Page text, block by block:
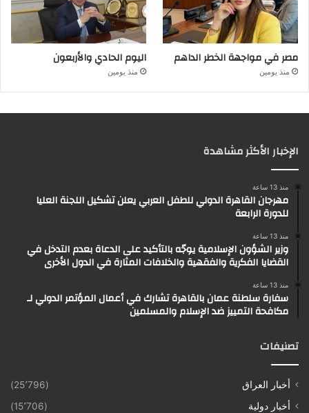
مصر في مواجهة الخطر الداهم
منذ يومين
اليوم الحادي والأربعون
منذ يومين
الإخبار الأكثر مشاهدة
منذ 13 ساعة
مهرجان القاهرة الدولي للطفل العربي يعلن تشكيل اللجنة العليا
للدورة الرابعة
منذ 13 ساعة
وزير الشؤون الإسلامية يوجّه بالتأكيد على الدعاة بعدم التدخل في
القضايا الفكرية والفقهية والخلافات المثارة في الدول الأخرى
منذ 13 ساعة
سفارة سلطنة عمان بالقاهرة تشارك في أعمال المؤتمر الدولي لـ
مكافحة التمييز ضد الإسلام والمسلمين
تصنيفات
أخبار العراق
(25٬796)
أخبار دولية
(15٬706)